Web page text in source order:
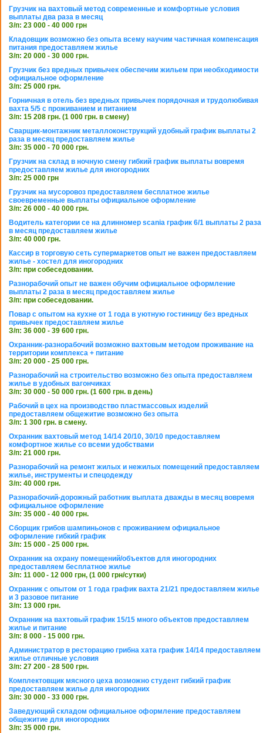
Грузчик на вахтовый метод современные и комфортные условия
выплаты два раза в месяц
З/п: 23 000 - 40 000 грн
Кладовщик возможно без опыта всему научим частичная компенсация
питания предоставляем жилье
З/п: 20 000 - 30 000 грн.
Грузчик без вредных привычек обеспечим жильем при необходимости
официальное оформление
З/п: 25 000 грн.
Горничная в отель без вредных привычек порядочная и трудолюбивая
вахта 5/5 с проживанием и питанием
З/п: 15 208 грн. (1 000 грн. в смену)
Сварщик-монтажник металлоконструкций удобный график выплаты 2
раза в месяц предоставляем жилье
З/п: 35 000 - 70 000 грн.
Грузчик на склад в ночную смену гибкий график выплаты вовремя
предоставляем жилье для иногородних
З/п: 25 000 грн
Грузчик на мусоровоз предоставляем бесплатное жилье
своевременные выплаты официальное оформление
З/п: 26 000 - 40 000 грн.
Водитель категории се на длинномер scania график 6/1 выплаты 2 раза
в месяц предоставляем жилье
З/п: 40 000 грн.
Кассир в торговую сеть супермаркетов опыт не важен предоставляем
жилье - хостел для иногородних
З/п: при собеседовании.
Разнорабочий опыт не важен обучим официальное оформление
выплаты 2 раза в месяц предоставляем жилье
З/п: при собеседовании.
Повар с опытом на кухне от 1 года в уютную гостиницу без вредных
привычек предоставляем жилье
З/п: 36 000 - 39 600 грн.
Охранник-разнорабочий возможно вахтовым методом проживание на
территории комплекса + питание
З/п: 20 000 - 25 000 грн.
Разнорабочий на строительство возможно без опыта предоставляем
жилье в удобных вагончиках
З/п: 30 000 - 50 000 грн. (1 600 грн. в день)
Рабочий в цех на производство пластмассовых изделий
предоставляем общежитие возможно без опыта
З/п: 1 300 грн. в смену.
Охранник вахтовый метод 14/14 20/10, 30/10 предоставляем
комфортное жилье со всеми удобствами
З/п: 21 000 грн.
Разнорабочий на ремонт жилых и нежилых помещений предоставляем
жилье, инструменты и спецодежду
З/п: 40 000 грн.
Разнорабочий-дорожный работник выплата дважды в месяц вовремя
официальное оформление
З/п: 35 000 - 40 000 грн.
Сборщик грибов шампиньонов с проживанием официальное
оформление гибкий график
З/п: 15 000 - 25 000 грн.
Охранник на охрану помещений/объектов для иногородних
предоставляем бесплатное жилье
З/п: 11 000 - 12 000 грн, (1 000 грн/сутки)
Охранник с опытом от 1 года график вахта 21/21 предоставляем жилье
и 3 разовое питание
З/п: 13 000 грн.
Охранник на вахтовый график 15/15 много объектов предоставляем
жилье и питание
З/п: 8 000 - 15 000 грн.
Администратор в ресторацию грибна хата график 14/14 предоставляем
жилье отличные условия
З/п: 27 200 - 28 500 грн.
Комплектовщик мясного цеха возможно студент гибкий график
предоставляем жилье для иногородних
З/п: 30 000 - 33 000 грн.
Заведующий складом официальное оформление предоставляем
общежитие для иногородних
З/п: 35 000 грн.